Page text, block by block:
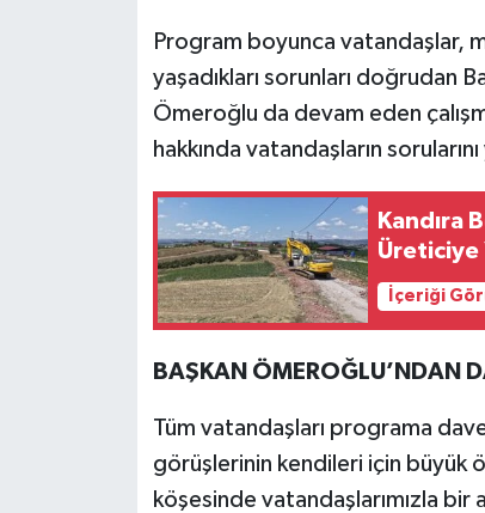
Program boyunca vatandaşlar,
yaşadıkları sorunları doğrudan
Ömeroğlu da devam eden
hakkında vatandaşların
Kandıra
Üreticiye
İçeriği
BAŞKAN ÖMEROĞLU’NDAN
Tüm vatandaşları programa
görüşlerinin kendileri için büyük
köşesinde vatandaşlarımızla